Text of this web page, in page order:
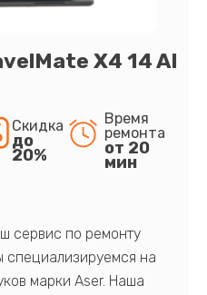
X4 14 AI
Скидка
до
20%
Время
ремонта
от 20
мин
сервис по ремонту
специализируемся на
марки Aser. Наша